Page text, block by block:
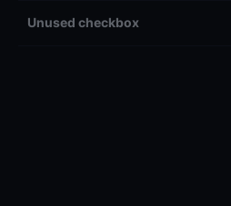
Unused checkbox